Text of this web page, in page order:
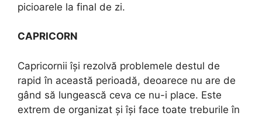
picioarele la final de zi.
CAPRICORN
Capricornii își rezolvă problemele destul de
rapid în această perioadă, deoarece nu are de
gând să lungească ceva ce nu-i place. Este
extrem de organizat și își face toate treburile în